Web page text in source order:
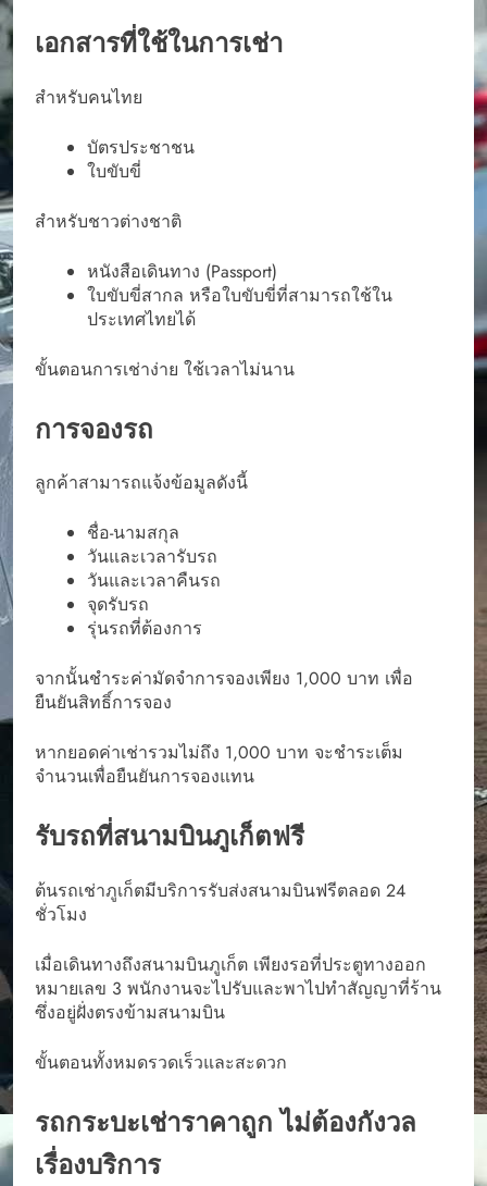
เอกสารที่ใช้ในการเช่า
สำหรับคนไทย
บัตรประชาชน
ใบขับขี่
สำหรับชาวต่างชาติ
หนังสือเดินทาง (Passport)
ใบขับขี่สากล หรือใบขับขี่ที่สามารถใช้ใน
ประเทศไทยได้
ขั้นตอนการเช่าง่าย ใช้เวลาไม่นาน
การจองรถ
ลูกค้าสามารถแจ้งข้อมูลดังนี้
ชื่อ-นามสกุล
วันและเวลารับรถ
วันและเวลาคืนรถ
จุดรับรถ
รุ่นรถที่ต้องการ
จากนั้นชำระค่ามัดจำการจองเพียง 1,000 บาท เพื่อ
ยืนยันสิทธิ์การจอง
หากยอดค่าเช่ารวมไม่ถึง 1,000 บาท จะชำระเต็ม
จำนวนเพื่อยืนยันการจองแทน
รับรถที่สนามบินภูเก็ตฟรี
ต้นรถเช่าภูเก็ตมีบริการรับส่งสนามบินฟรีตลอด 24
ชั่วโมง
เมื่อเดินทางถึงสนามบินภูเก็ต เพียงรอที่ประตูทางออก
หมายเลข 3 พนักงานจะไปรับและพาไปทำสัญญาที่ร้าน
ซึ่งอยู่ฝั่งตรงข้ามสนามบิน
ขั้นตอนทั้งหมดรวดเร็วและสะดวก
รถกระบะเช่าราคาถูก ไม่ต้องกังวล
เรื่องบริการ